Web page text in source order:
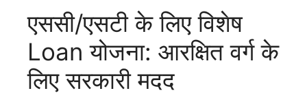
एससी/एसटी के लिए विशेष
Loan योजना: आरक्षित वर्ग के
लिए सरकारी मदद